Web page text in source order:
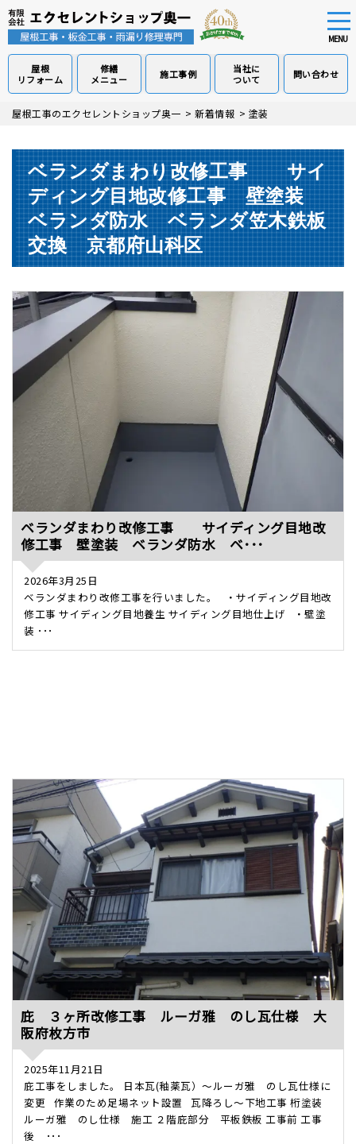
Skip
content
MENU
屋根
リフォーム
修繕
メニュー
施工事例
当社に
ついて
問い合わせ
屋根工事のエクセレントショップ奥一 > 新着情報 > 塗装
ベランダまわり改修工事 サイ
ディング目地改修工事 壁塗装
ベランダ防水 ベランダ笠木鉄板
交換 京都府山科区
ベランダまわり改修工事 サイディング目地改
修工事 壁塗装 ベランダ防水 ベ･･･
2026年3月25日
ベランダまわり改修工事を行いました。 ・サイディング目地改
修工事 サイディング目地養生 サイディング目地仕上げ ・壁塗
装 ･･･
庇 ３ヶ所改修工事 ルーガ雅 のし瓦仕様 大
阪府枚方市
2025年11月21日
庇工事をしました。 日本瓦(釉薬瓦）～ルーガ雅 のし瓦仕様に
変更 作業のため足場ネット設置 瓦降ろし～下地工事 桁塗装
ルーガ雅 のし仕様 施工 ２階庇部分 平板鉄板 工事前 工事
後 ･･･